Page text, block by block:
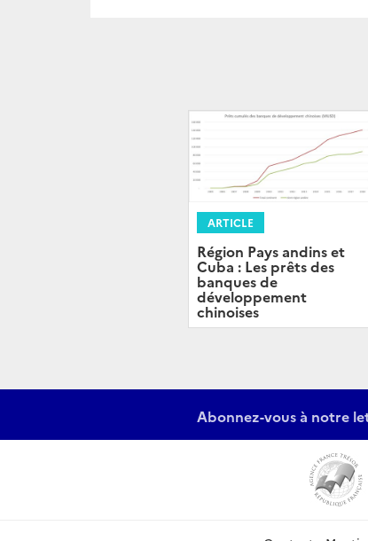
ARTICLE
Région Pays andins et
Cuba : Les prêts des
banques de
développement
chinoises
Abonnez-vous à notre